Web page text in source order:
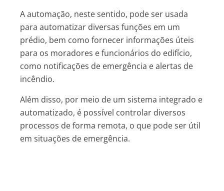
A automação, neste sentido, pode ser usada
para automatizar diversas funções em um
prédio, bem como fornecer informações úteis
para os moradores e funcionários do edifício,
como notificações de emergência e alertas de
incêndio.
Além disso, por meio de um sistema integrado e
automatizado, é possível controlar diversos
processos de forma remota, o que pode ser útil
em situações de emergência.